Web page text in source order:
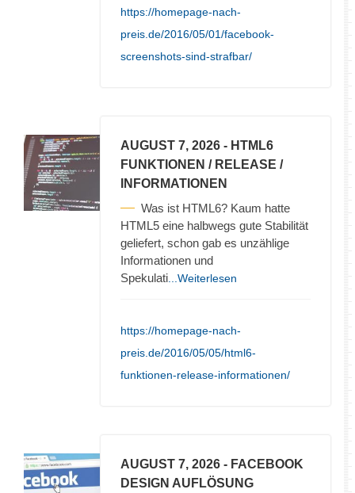
https://homepage-nach-
preis.de/2016/05/01/facebook-
screenshots-sind-strafbar/
AUGUST 7, 2026 - HTML6
FUNKTIONEN / RELEASE /
INFORMATIONEN
Was ist HTML6? Kaum hatte
HTML5 eine halbwegs gute Stabilität
geliefert, schon gab es unzählige
Informationen und
Spekulati ...Weiterlesen
https://homepage-nach-
preis.de/2016/05/05/html6-
funktionen-release-informationen/
AUGUST 7, 2026 - FACEBOOK
DESIGN AUFLÖSUNG